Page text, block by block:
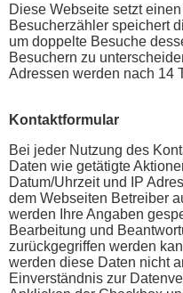
Diese Webseite setzt
Besucherzähler speichert
um doppelte Besuche
Besuchern zu
Adressen werden nach 14
Kontaktformular
Bei jeder Nutzung des
Daten wie getätigte
Datum/Uhrzeit und IP
dem Webseiten Betreiber
werden Ihre Angaben
Bearbeitung und
zurückgegriffen werden
werden diese Daten nicht
Einverständnis zur